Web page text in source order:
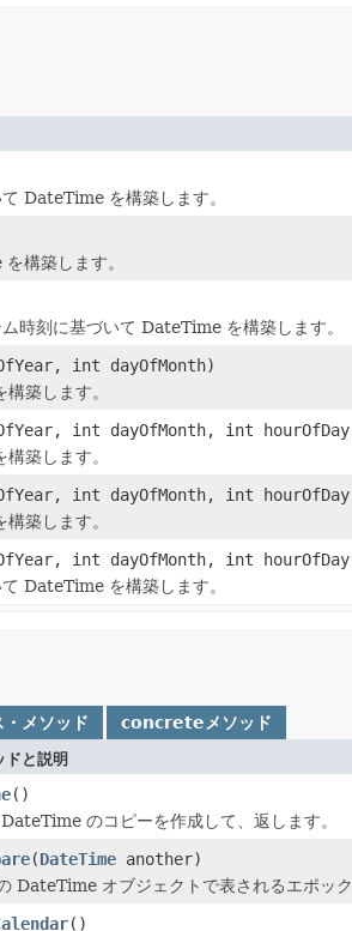
DateTime を構築します。
構築します。
時刻に基づいて DateTime を構築します。
int dayOfMonth)
築します。
int dayOfMonth, int
築します。
int dayOfMonth, int
築します。
int dayOfMonth, int
DateTime を構築します。
メソッド concreteメソッド
ドと説明
()
のコピーを作成して、返します。
(DateTime another)
DateTime オブジェクトで表されるエポック
()